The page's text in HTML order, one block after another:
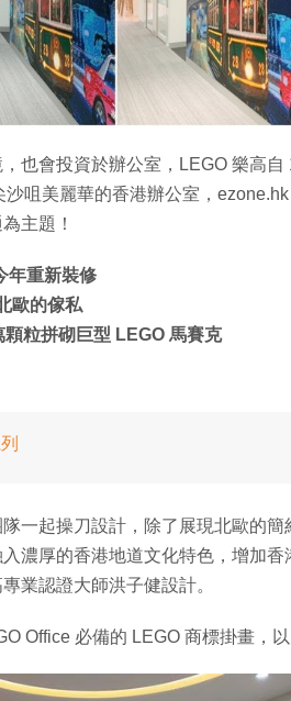
也會投資於辦公室，LEGO 樂高
咀美麗華的香港辦公室，
主題！
年重新裝修
歐的傢私
粒拼砌巨型 LEGO 馬賽克
一起操刀設計，除了展現北歐的
濃厚的香港地道文化特色，增加
業認證大師洪子健設計。
Office 必備的 LEGO 商標掛畫，以